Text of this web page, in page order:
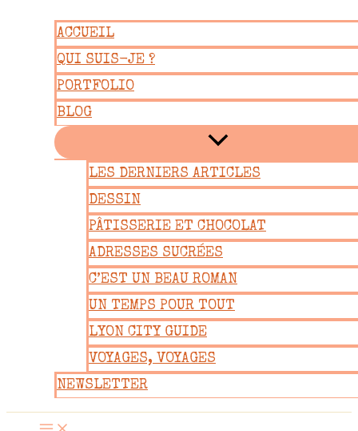
contenu
ACCUEIL
QUI SUIS-JE ?
PORTFOLIO
BLOG
LES DERNIERS ARTICLES
DESSIN
PÂTISSERIE ET CHOCOLAT
ADRESSES SUCRÉES
C’EST UN BEAU ROMAN
UN TEMPS POUR TOUT
LYON CITY GUIDE
VOYAGES, VOYAGES
NEWSLETTER